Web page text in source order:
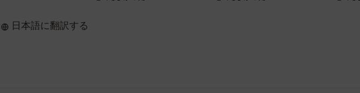
日本語に翻訳する